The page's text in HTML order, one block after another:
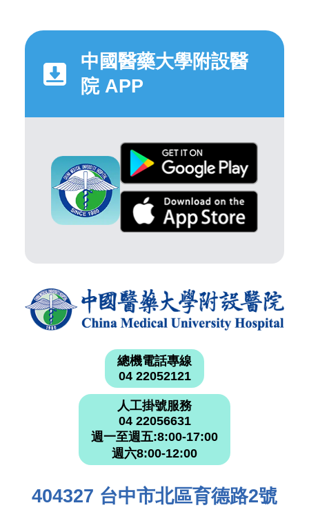
中國醫藥大學附設醫
院 APP
總機電話專線
04 22052121
人工掛號服務
04 22056631
週一至週五:8:00-17:00
週六8:00-12:00
404327 台中市北區育德路2號